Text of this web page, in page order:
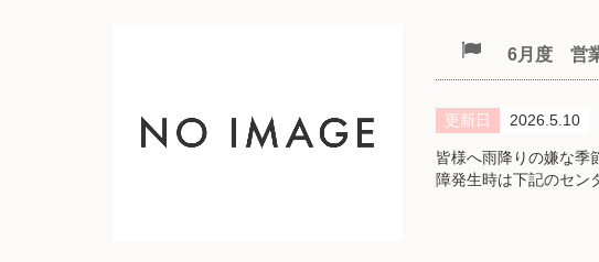
6月度 営
更新日 2026.5.10
皆様へ雨降りの嫌な季
障発生時は下記のセン